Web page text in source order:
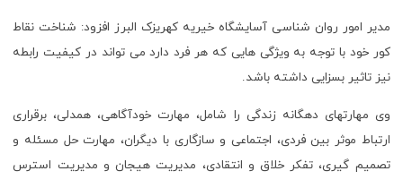
مدیر امور روان شناسی آسایشگاه خیریه کهریزک البرز افزود: شناخت نقاط
کور خود با توجه به ویژگی هایی که هر فرد دارد می تواند در کیفیت رابطه
نیز تاثیر بسزایی داشته باشد.
وی مهارتهای دهگانه زندگی را شامل، مهارت خودآگاهی، همدلی، برقراری
ارتباط موثر بین فردی، اجتماعی و سازگاری با دیگران، مهارت حل مسئله و
تصمیم گیری، تفکر خلاق و انتقادی، مدیریت هیجان و مدیریت استرس